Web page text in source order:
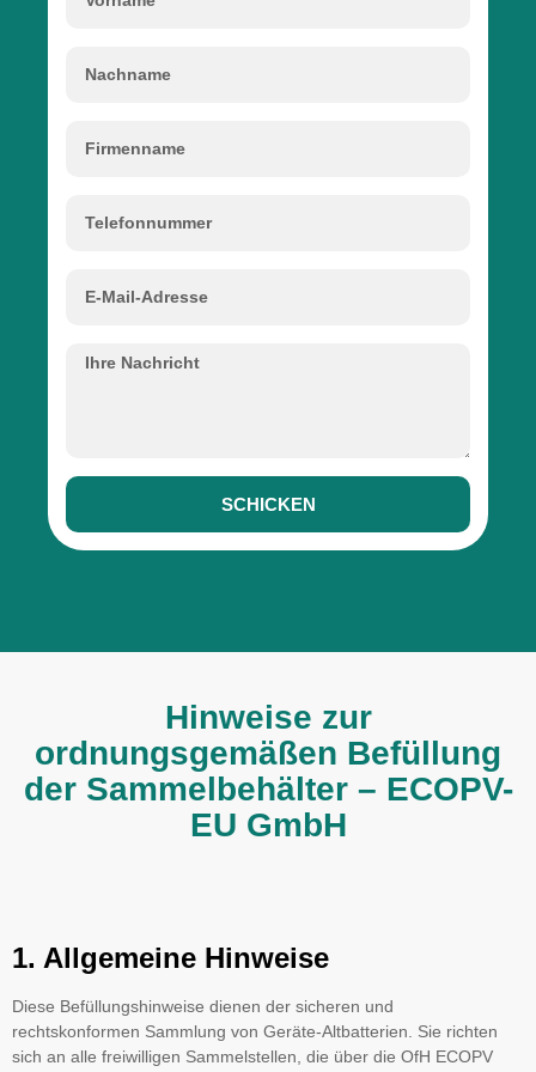
SCHICKEN
Hinweise zur
ordnungsgemäßen Befüllung
der Sammelbehälter – ECOPV-
EU GmbH
1. Allgemeine Hinweise
Diese Befüllungshinweise dienen der sicheren und
rechtskonformen Sammlung von Geräte-Altbatterien. Sie richten
sich an alle freiwilligen Sammelstellen, die über die OfH ECOPV